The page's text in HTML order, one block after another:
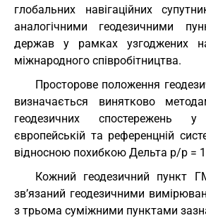
глобальних навігаційних
аналогічними геодезичними
держав у рамках узгоджених
міжнародного співробітництва.
Просторове положення
визначається винятково
геодезичних спостережень у
європейській та референцній
відносною похибкою Дельта р/р =
Кожний геодезичний пункт
зв’язаний геодезичними
з трьома суміжними пунктами